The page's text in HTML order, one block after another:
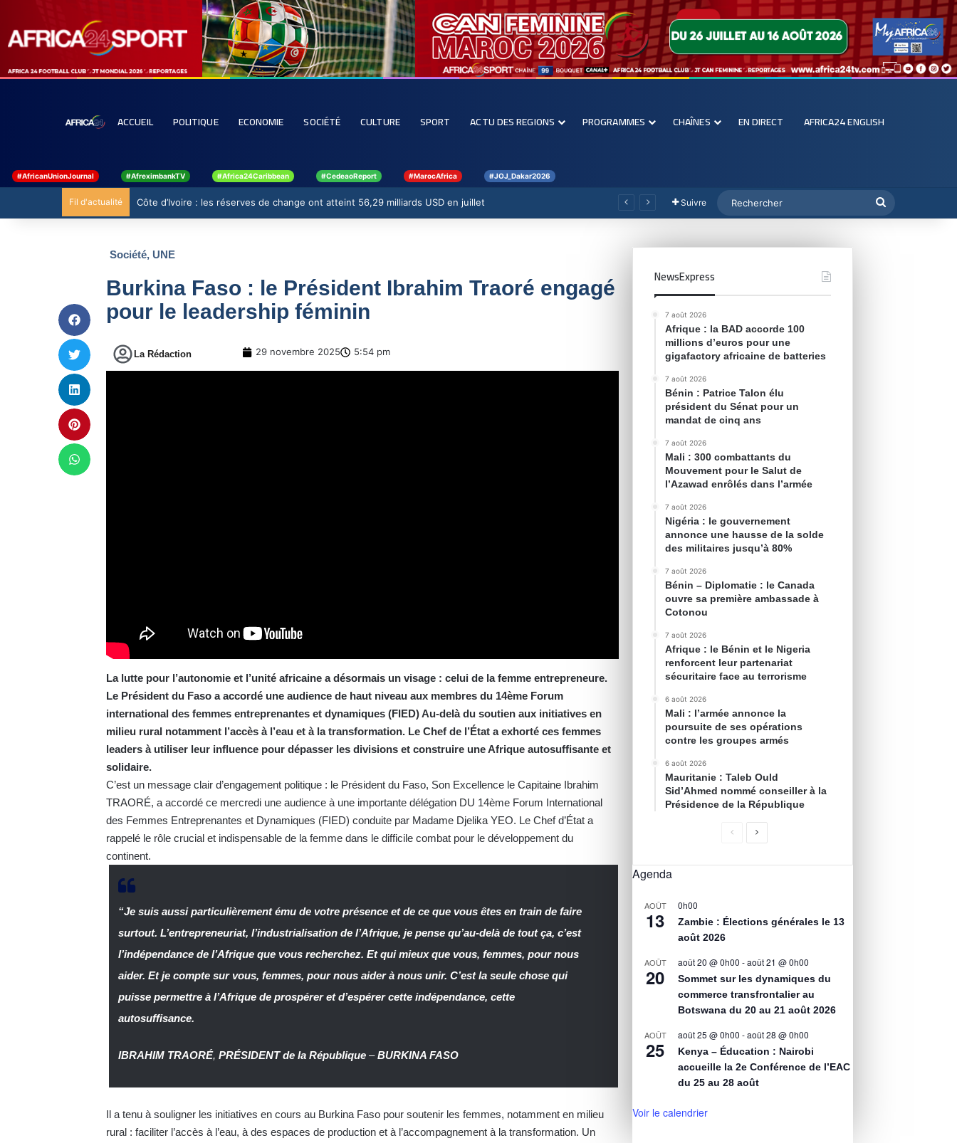
ACCUEIL POLITIQUE ECONOMIE SOCIÉTÉ CULTURE SPORT ACTU DES REGIONS PROGRAMMES CHAÎNES EN DIRECT AFRICA24 ENGLISH
#AfricanUnionJournal #AfreximbankTV #Africa24Caribbean #CedeaoReport #MarocAfrica #JOJ_Dakar2026
Fil d'actualité Côte d’Ivoire : les réserves de change ont atteint 56,29 milliards USD en juillet Suivre
Société, UNE
Burkina Faso : le Président Ibrahim Traoré engagé
pour le leadership féminin
La Rédaction 29 novembre 2025 5:54 pm
La lutte pour l’autonomie et l’unité africaine a désormais un visage : celui de la femme entrepreneure.
Le Président du Faso a accordé une audience de haut niveau aux membres du 14ème Forum
international des femmes entreprenantes et dynamiques (FIED) Au-delà du soutien aux initiatives en
milieu rural notamment l’accès à l’eau et à la transformation. Le Chef de l’État a exhorté ces femmes
leaders à utiliser leur influence pour dépasser les divisions et construire une Afrique autosuffisante et
solidaire.
C’est un message clair d’engagement politique : le Président du Faso, Son Excellence le Capitaine Ibrahim
TRAORÉ, a accordé ce mercredi une audience à une importante délégation DU 14ème Forum International
des Femmes Entreprenantes et Dynamiques (FIED) conduite par Madame Djelika YEO. Le Chef d’État a
rappelé le rôle crucial et indispensable de la femme dans le difficile combat pour le développement du
continent.
“Je suis aussi particulièrement ému de votre présence et de ce que vous êtes en train de faire
surtout. L’entrepreneuriat, l’industrialisation de l’Afrique, je pense qu’au-delà de tout ça, c’est
l’indépendance de l’Afrique que vous recherchez. Et qui mieux que vous, femmes, pour nous
aider. Et je compte sur vous, femmes, pour nous aider à nous unir. C’est la seule chose qui
puisse permettre à l’Afrique de prospérer et d’espérer cette indépendance, cette
autosuffisance.
IBRAHIM TRAORÉ,PRÉSIDENT de la République –BURKINA FASO
Il a tenu à souligner les initiatives en cours au Burkina Faso pour soutenir les femmes, notamment en milieu
rural : faciliter l’accès à l’eau, à des espaces de production et à l’accompagnement à la transformation. Un
NewsExpress
7 août 2026
Afrique : la BAD accorde 100
millions d’euros pour une
gigafactory africaine de batteries
7 août 2026
Bénin : Patrice Talon élu
président du Sénat pour un
mandat de cinq ans
7 août 2026
Mali : 300 combattants du
Mouvement pour le Salut de
l’Azawad enrôlés dans l’armée
7 août 2026
Nigéria : le gouvernement
annonce une hausse de la solde
des militaires jusqu’à 80%
7 août 2026
Bénin – Diplomatie : le Canada
ouvre sa première ambassade à
Cotonou
7 août 2026
Afrique : le Bénin et le Nigeria
renforcent leur partenariat
sécuritaire face au terrorisme
6 août 2026
Mali : l’armée annonce la
poursuite de ses opérations
contre les groupes armés
6 août 2026
Mauritanie : Taleb Ould
Sid’Ahmed nommé conseiller à la
Présidence de la République
Agenda
AOÛT
13
0h00
Zambie : Élections générales le 13
août 2026
AOÛT
20
août 20 @ 0h00 -août 21 @ 0h00
Sommet sur les dynamiques du
commerce transfrontalier au
Botswana du 20 au 21 août 2026
AOÛT
25
août 25 @ 0h00 -août 28 @ 0h00
Kenya – Éducation : Nairobi
accueille la 2e Conférence de l’EAC
du 25 au 28 août
Voir le calendrier